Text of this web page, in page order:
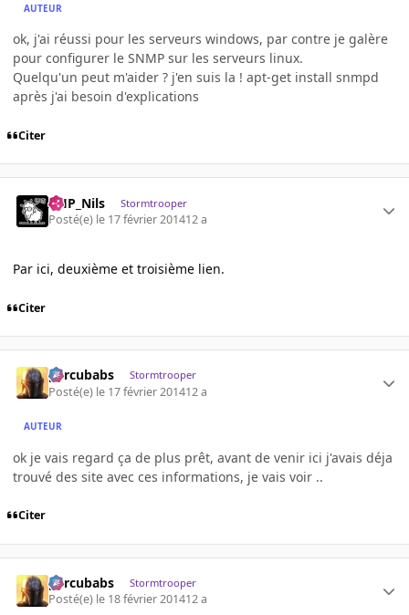
AUTEUR
ok, j'ai réussi pour les serveurs windows, par contre je galère
pour configurer le SNMP sur les serveurs linux.
Quelqu'un peut m'aider ? j'en suis la ! apt-get install snmpd
après j'ai besoin d'explications
Citer
AHP_Nils Stormtrooper
Posté(e) le 17 février 201412 a
Par ici, deuxième et troisième lien.
Citer
percubabs Stormtrooper
Posté(e) le 17 février 201412 a
AUTEUR
ok je vais regard ça de plus prêt, avant de venir ici j'avais déja
trouvé des site avec ces informations, je vais voir ..
Citer
percubabs Stormtrooper
Posté(e) le 18 février 201412 a